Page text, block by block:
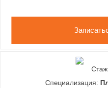
Специализация: